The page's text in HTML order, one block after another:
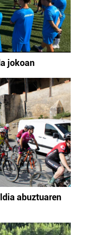
jokoan
abuztuaren